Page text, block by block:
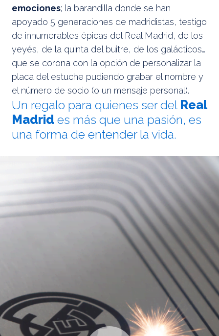
emociones; la barandilla donde se han
apoyado 5 generaciones de madridistas, testigo
de innumerables épicas del Real Madrid, de los
yeyés, de la quinta del buitre, de los galácticos…
que se corona con la opción de personalizar la
placa del estuche pudiendo grabar el nombre y
el número de socio (o un mensaje personal).
Un regalo para quienes ser del Real
Madrid es más que una pasión, es
una forma de entender la vida.